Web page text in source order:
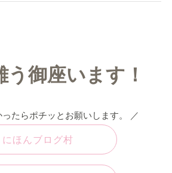
う御座います！
たらポチッとお願いします。 ／
にほんブログ村